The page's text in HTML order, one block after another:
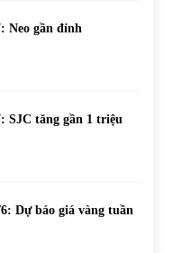
Neo gần đỉnh
SJC tăng gần 1 triệu
Dự báo giá vàng tuần